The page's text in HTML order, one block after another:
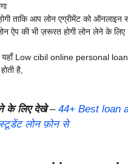
ताकि आप लोन एग्रीमेंट को ऑनलाइन
ऐप की भी ज़रूरत होगी लोन लेने के लिए
Low cibil online personal
है,
के लिए देखे– 44+ Best loan
लोन फ़ोन से